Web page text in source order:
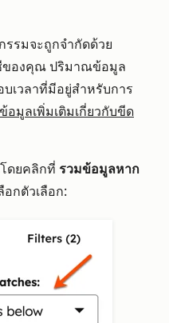
รรมจะถูกจำกัดด้วย
ของคุณ ปริมาณข้อมูล
เวลาที่มีอยู่สำหรับการ
อมูลเพิ่มเติมเกี่ยวกับขีด
ดยคลิกที่ รวมข้อมูลหาก
อกตัวเลือก: